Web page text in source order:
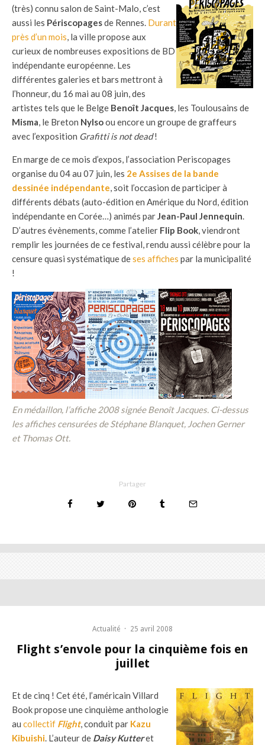
(très) connu salon de Saint-Malo, c’est
aussi les Périscopagesde Rennes. Durant
près d’un mois, la ville propose aux
curieux de nombreuses expositions de BD
indépendante européenne. Les
différentes galeries et bars mettront à
l’honneur, du 16 mai au 08 juin, des
artistes tels que le Belge Benoît Jacques, les Toulousains de
Misma, le Breton Nylsoou encore un groupe de graffeurs
avec l’exposition Grafitti is not dead!
En marge de ce mois d’expos, l’association Periscopages
organise du 04 au 07 juin, les 2e Assises de la bande
dessinée indépendante, soit l’occasion de participer à
différents débats (auto-édition en Amérique du Nord, édition
indépendante en Corée…) animés parJean-Paul Jennequin.
D’autres évènements, comme l’atelier Flip Book, viendront
remplir les journées de ce festival, rendu aussi célèbre pour la
censure quasi systématique deses affiches par la municipalité
!
En médaillon, l’affiche 2008 signée Benoît Jacques. Ci-dessus
les affiches censurées de Stéphane Blanquet, Jochen Gerner
et Thomas Ott.
Partager
Actualité · 25 avril 2008
Flight s’envole pour la cinquième fois en
juillet
Et de cinq ! Cet été, l’américain Villard
Book propose une cinquième anthologie
au collectif Flight, conduit par Kazu
Kibuishi. L’auteur de Daisy Kutteret